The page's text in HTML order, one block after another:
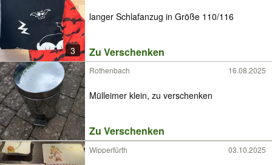
3
langer Schlafanzug in Größe 110/116
Zu Verschenken
Rothenbach 16.08.2025
Mülleimer klein, zu verschenken
Zu Verschenken
Wipperfürth 03.10.2025